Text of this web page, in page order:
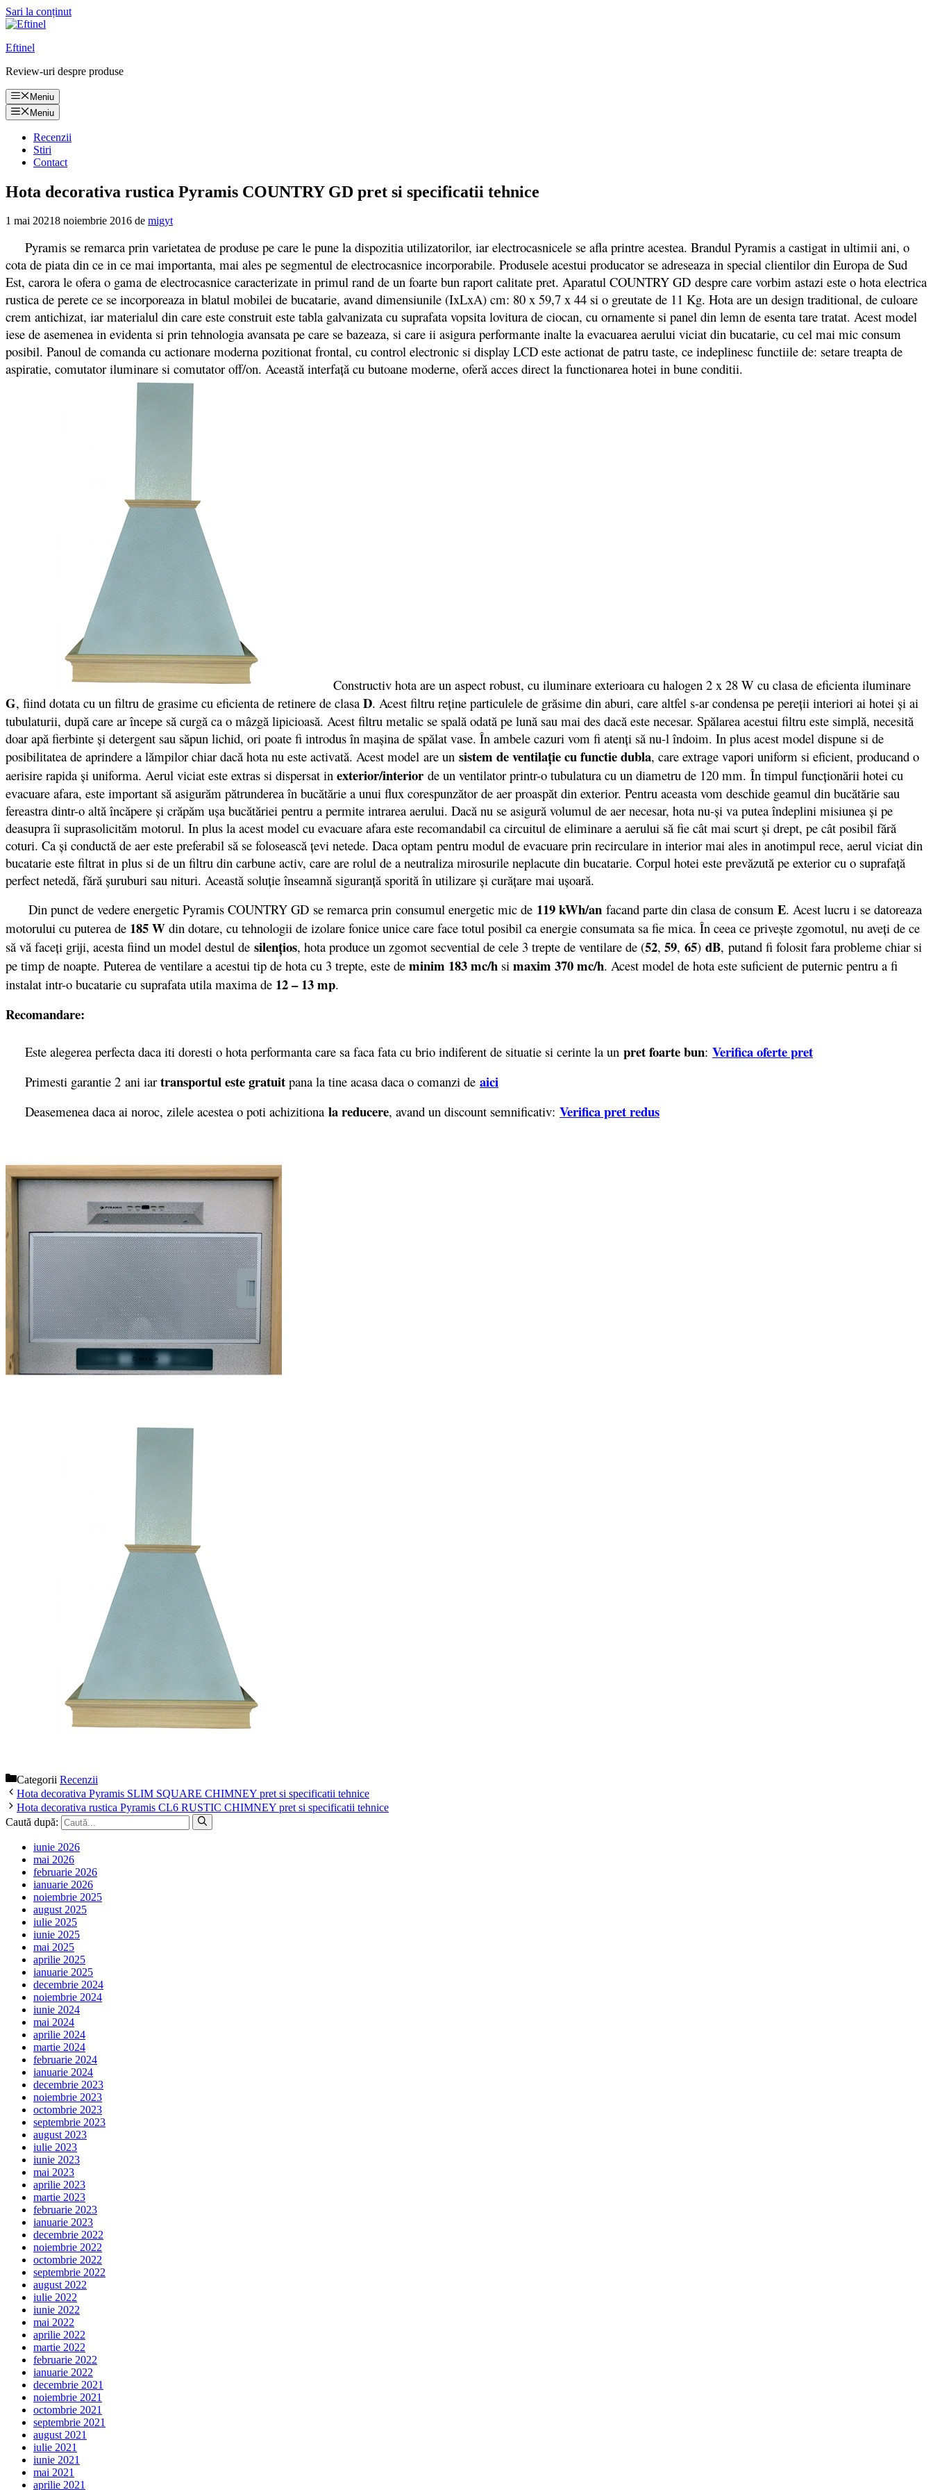
Sari la conținut
Eftinel
Review-uri despre produse
Meniu
Meniu
Recenzii
Stiri
Contact
Hota decorativa rustica Pyramis COUNTRY GD pret si specificatii tehnice
1 mai 20218 noiembrie 2016 de migyt
Pyramis se remarca prin varietatea de produse pe care le pune la dispozitia utilizatorilor, iar electrocasnicele se afla printre acestea. Brandul Pyramis a castigat in ultimii ani, o
cota de piata din ce in ce mai importanta, mai ales pe segmentul de electrocasnice incorporabile. Produsele acestui producator se adreseaza in special clientilor din Europa de Sud
Est, carora le ofera o gama de electrocasnice caracterizate in primul rand de un foarte bun raport calitate pret. Aparatul COUNTRY GD despre care vorbim astazi este o hota electrica
rustica de perete ce se incorporeaza in blatul mobilei de bucatarie, avand dimensiunile (IxLxA) cm: 80 x 59,7 x 44 si o greutate de 11 Kg. Hota are un design traditional, de culoare
crem antichizat, iar materialul din care este construit este tabla galvanizata cu suprafata vopsita lovitura de ciocan, cu ornamente si panel din lemn de esenta tare tratat. Acest model
iese de asemenea in evidenta si prin tehnologia avansata pe care se bazeaza, si care ii asigura performante inalte la evacuarea aerului viciat din bucatarie, cu cel mai mic consum
posibil. Panoul de comanda cu actionare moderna pozitionat frontal, cu control electronic si display LCD este actionat de patru taste, ce indeplinesc functiile de: setare treapta de
aspiratie, comutator iluminare si comutator off/on. Această interfaţă cu butoane moderne, oferă acces direct la functionarea hotei in bune conditii.
Constructiv hota are un aspect robust, cu iluminare exterioara cu halogen 2 x 28 W cu clasa de eficienta iluminare
G, fiind dotata cu un filtru de grasime cu eficienta de retinere de clasa D. Acest filtru reţine particulele de grăsime din aburi, care altfel s-ar condensa pe pereţii interiori ai hotei şi ai
tubulaturii, după care ar începe să curgă ca o mâzgă lipicioasă. Acest filtru metalic se spală odată pe lună sau mai des dacă este necesar. Spălarea acestui filtru este simplă, necesită
doar apă fierbinte şi detergent sau săpun lichid, ori poate fi introdus în maşina de spălat vase. În ambele cazuri vom fi atenţi să nu-l îndoim. In plus acest model dispune si de
posibilitatea de aprindere a lămpilor chiar dacă hota nu este activată. Acest model are un sistem de ventilaţie cu functie dubla, care extrage vapori uniform si eficient, producand o
aerisire rapida şi uniforma. Aerul viciat este extras si dispersat in exterior/interior de un ventilator printr-o tubulatura cu un diametru de 120 mm. În timpul funcţionării hotei cu
evacuare afara, este important să asigurăm pătrunderea în bucătărie a unui flux corespunzător de aer proaspăt din exterior. Pentru aceasta vom deschide geamul din bucătărie sau
fereastra dintr-o altă încăpere şi crăpăm uşa bucătăriei pentru a permite intrarea aerului. Dacă nu se asigură volumul de aer necesar, hota nu-şi va putea îndeplini misiunea şi pe
deasupra îi suprasolicităm motorul. In plus la acest model cu evacuare afara este recomandabil ca circuitul de eliminare a aerului să fie cât mai scurt şi drept, pe cât posibil fără
coturi. Ca şi conductă de aer este preferabil să se folosească ţevi netede. Daca optam pentru modul de evacuare prin recirculare in interior mai ales in anotimpul rece, aerul viciat din
bucatarie este filtrat in plus si de un filtru din carbune activ, care are rolul de a neutraliza mirosurile neplacute din bucatarie. Corpul hotei este prevăzută pe exterior cu o suprafaţă
perfect netedă, fără şuruburi sau nituri. Această soluţie înseamnă siguranţă sporită în utilizare şi curăţare mai uşoară.
Din punct de vedere energetic Pyramis COUNTRY GD se remarca prin consumul energetic mic de 119 kWh/an facand parte din clasa de consum E. Acest lucru i se datoreaza
motorului cu puterea de 185 W din dotare, cu tehnologii de izolare fonice unice care face totul posibil ca energie consumata sa fie mica. În ceea ce priveşte zgomotul, nu aveţi de ce
să vă faceţi griji, acesta fiind un model destul de silenţios, hota produce un zgomot secvential de cele 3 trepte de ventilare de (52, 59, 65) dB, putand fi folosit fara probleme chiar si
pe timp de noapte. Puterea de ventilare a acestui tip de hota cu 3 trepte, este de minim 183 mc/h si maxim 370 mc/h. Acest model de hota este suficient de puternic pentru a fi
instalat intr-o bucatarie cu suprafata utila maxima de 12 – 13 mp.
Recomandare:
Este alegerea perfecta daca iti doresti o hota performanta care sa faca fata cu brio indiferent de situatie si cerinte la un pret foarte bun: Verifica oferte pret
Primesti garantie 2 ani iar transportul este gratuit pana la tine acasa daca o comanzi de aici
Deasemenea daca ai noroc, zilele acestea o poti achizitiona la reducere, avand un discount semnificativ: Verifica pret redus
Categorii Recenzii
Hota decorativa Pyramis SLIM SQUARE CHIMNEY pret si specificatii tehnice
Hota decorativa rustica Pyramis CL6 RUSTIC CHIMNEY pret si specificatii tehnice
Caută după:
iunie 2026
mai 2026
februarie 2026
ianuarie 2026
noiembrie 2025
august 2025
iulie 2025
iunie 2025
mai 2025
aprilie 2025
ianuarie 2025
decembrie 2024
noiembrie 2024
iunie 2024
mai 2024
aprilie 2024
martie 2024
februarie 2024
ianuarie 2024
decembrie 2023
noiembrie 2023
octombrie 2023
septembrie 2023
august 2023
iulie 2023
iunie 2023
mai 2023
aprilie 2023
martie 2023
februarie 2023
ianuarie 2023
decembrie 2022
noiembrie 2022
octombrie 2022
septembrie 2022
august 2022
iulie 2022
iunie 2022
mai 2022
aprilie 2022
martie 2022
februarie 2022
ianuarie 2022
decembrie 2021
noiembrie 2021
octombrie 2021
septembrie 2021
august 2021
iulie 2021
iunie 2021
mai 2021
aprilie 2021